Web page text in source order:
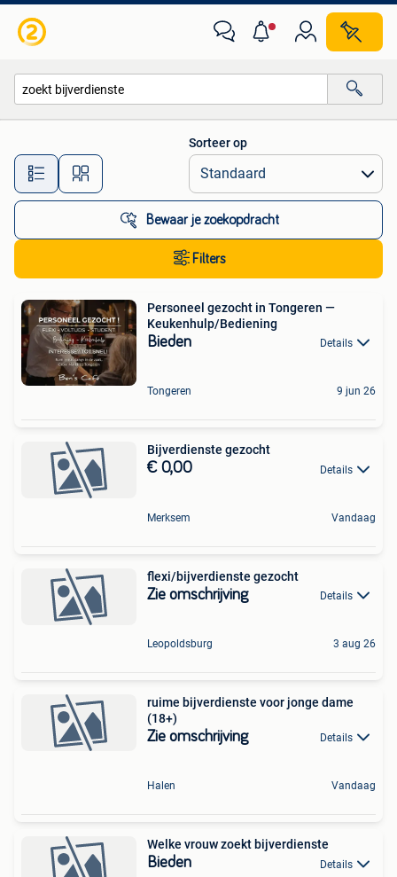
Alle afstanden…
Sorteer op
Bewaar je zoekopdracht
Filters
Personeel gezocht in Tongeren —
Keukenhulp/Bediening
Bieden Details
Tongeren 9 jun 26
Bijverdienste gezocht
€ 0,00 Details
Merksem Vandaag
flexi/bijverdienste gezocht
Zie omschrijving Details
Leopoldsburg 3 aug 26
ruime bijverdienste voor jonge dame
(18+)
Zie omschrijving Details
Halen Vandaag
Welke vrouw zoekt bijverdienste
Bieden Details